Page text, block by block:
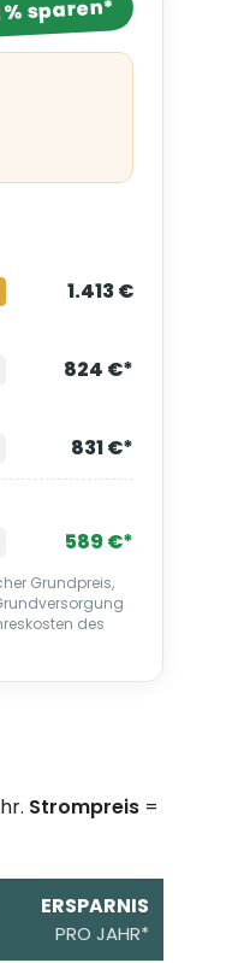
% sparen*
1.413 €
824 €*
831 €*
589 €*
Grundpreis,
des
Strompreis =
ERSPARNIS
PRO JAHR*